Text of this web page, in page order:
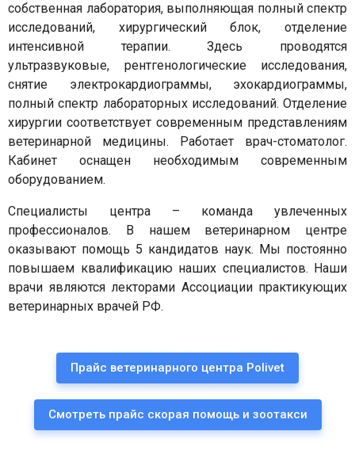
собственная лаборатория, выполняющая полный спектр
исследований, хирургический блок, отделение
интенсивной терапии. Здесь проводятся
ультразвуковые, рентгенологические исследования,
снятие электрокардиограммы, эхокардиограммы,
полный спектр лабораторных исследований. Отделение
хирургии соответствует современным представлениям
ветеринарной медицины. Работает врач-стоматолог.
Кабинет оснащен необходимым современным
оборудованием.
Специалисты центра – команда увлеченных
профессионалов. В нашем ветеринарном центре
оказывают помощь 5 кандидатов наук. Мы постоянно
повышаем квалификацию наших специалистов. Наши
врачи являются лекторами Ассоциации практикующих
ветеринарных врачей РФ.
Прайс ветеринарного центра Polivet
Смотреть прайс скорая помощь и зоотакси